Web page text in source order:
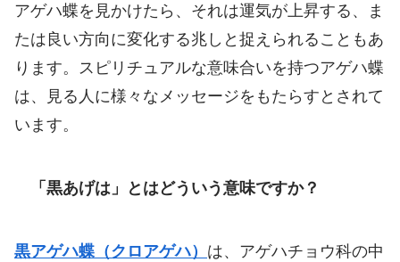
アゲハ蝶を見かけたら、それは運気が上昇する、ま
たは良い方向に変化する兆しと捉えられることもあ
ります。スピリチュアルな意味合いを持つアゲハ蝶
は、見る人に様々なメッセージをもたらすとされて
います。
「黒あげは」とはどういう意味ですか？
黒アゲハ蝶（クロアゲハ） は、アゲハチョウ科の中